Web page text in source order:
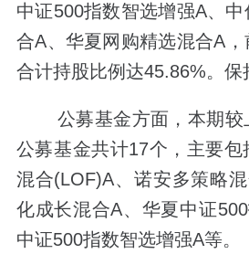
中证500指数智选增强A、
合A、华夏网购精选混合A
合计持股比例达45.86%。保
公募基金方面，本期较
公募基金共计17个，主要
混合(LOF)A、诺安多策略
化成长混合A、华夏中证
中证500指数智选增强A等。